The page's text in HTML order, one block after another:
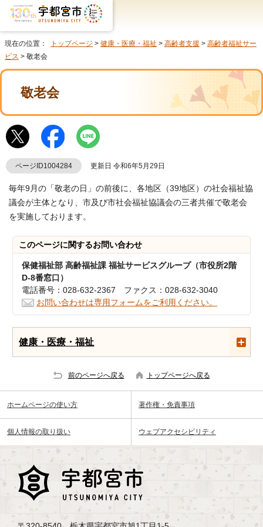
現在の位置： トップページ > 健康・医療・福祉 > 高齢者支援 > 高齢者福祉サー
ビス > 敬老会
敬老会
ページID1004284 更新日 令和6年5月29日
毎年9月の「敬老の日」の前後に、各地区（39地区）の社会福祉協
議会が主体となり、市及び市社会福祉協議会の三者共催で敬老会
を実施しております。
このページに関するお問い合わせ
保健福祉部 高齢福祉課 福祉サービスグループ（市役所2階
D-8番窓口）
電話番号：028-632-2367 ファクス：028-632-3040
お問い合わせは専用フォームをご利用ください。
健康・医療・福祉
前のページへ戻る トップページへ戻る
ホームページの使い方 著作権・免責事項
個人情報の取り扱い ウェブアクセシビリティ